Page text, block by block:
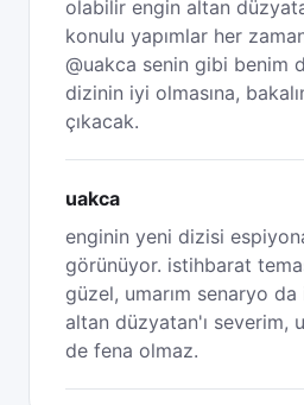
olabilir engin altan
konulu yapımlar her
@uakca senin gibi benim
dizinin iyi olmasına,
çıkacak.
uakca
enginin yeni dizisi
görünüyor. istihbarat
güzel, umarım senaryo
altan düzyatan'ı severim,
de fena olmaz.